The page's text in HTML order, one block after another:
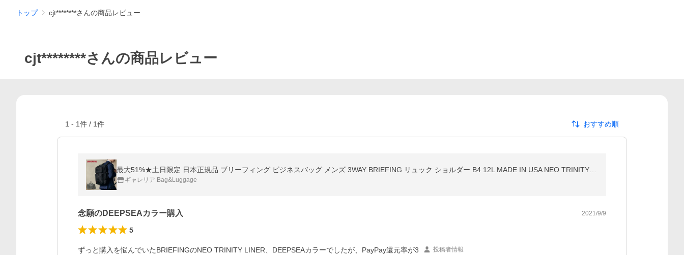
トップ cjt********さんの商品レビュー
cjt********さんの商品レビュー
1 - 1件 / 1件 おすすめ順
ギャレリア Bag&Luggage
念願のDEEPSEAカラー購入 2021/9/9
5
ずっと購入を悩んでいたBRIEFINGのNEO TRINITY LINER、DEEPSEAカラーでしたが、PayPay還元率が3
投稿者情報